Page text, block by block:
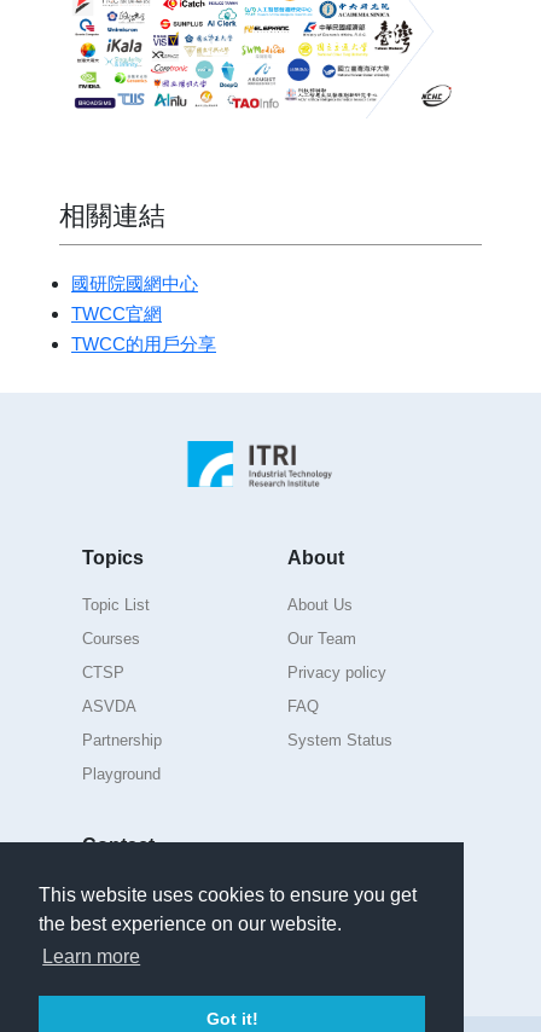
This website uses cookies to ensure you get
the best experience on our website.
Learn more
Got it!
相關連結
國研院國網中心
TWCC官網
TWCC的用戶分享
Topics
Topic List
Courses
CTSP
ASVDA
Partnership
Playground
About
About Us
Our Team
Privacy policy
FAQ
System Status
Contact
For further suggestions or questions
admin.AIdea@itri.org.tw
English